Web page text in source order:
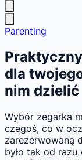
Parenting
dla
nim dzielić
Wybór zegarka
czegoś, co w
zarezerwowaną
było tak od